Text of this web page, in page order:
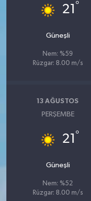
21 °
Güneşli
Nem: %59
Rüzgar: 8.00 m/s
13 AĞUSTOS
PERŞEMBE
21 °
Güneşli
Nem: %52
Rüzgar: 8.00 m/s